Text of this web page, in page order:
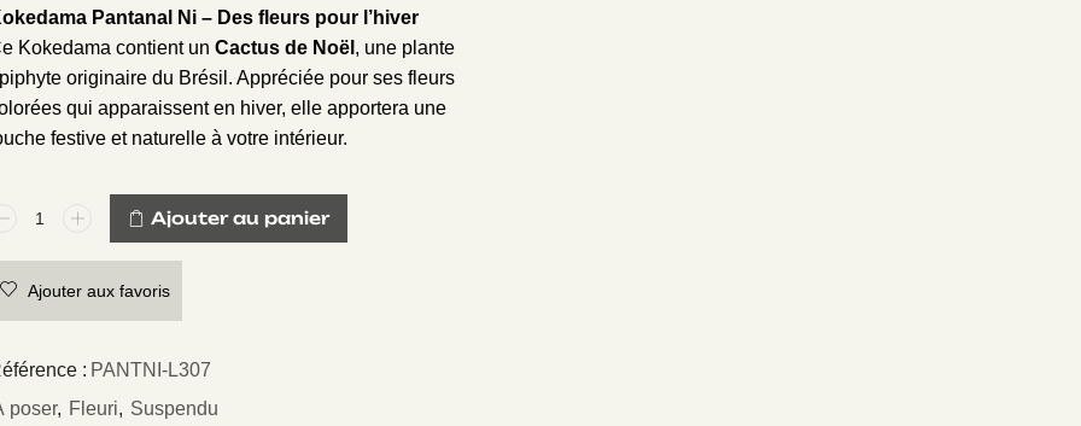
Pantanal Ni – Des fleurs pour l’hiver
Kokedama contient unCactus de Noël , une plante
originaire du Brésil. Appréciée pour ses fleurs
qui apparaissent en hiver, elle apportera une
festive et naturelle à votre intérieur.
Ajouter au panier
Ajouter aux favoris
: PANTNI-L307
poser, Fleuri, Suspendu